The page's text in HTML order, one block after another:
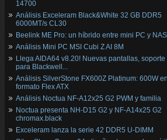
14700
Análisis Exceleram Black&White 32 GB DDR5
6000MT/s CL30
Beelink ME Pro: un híbrido entre mini PC y NAS
Análisis Mini PC MSI Cubi Z AI 8M
Llega AIDA64 v8.20! Nuevas pantallas, soporte
para Blackwell...
Análisis SilverStone FX600Z Platinum: 600W
formato Flex ATX
Análisis Noctua NF-A12x25 G2 PWM y familia
Noctua presenta NH-D15 G2 y NF-A14x25 G2
chromax.black
Exceleram lanza la serie 42 DDR5 U-DIMM